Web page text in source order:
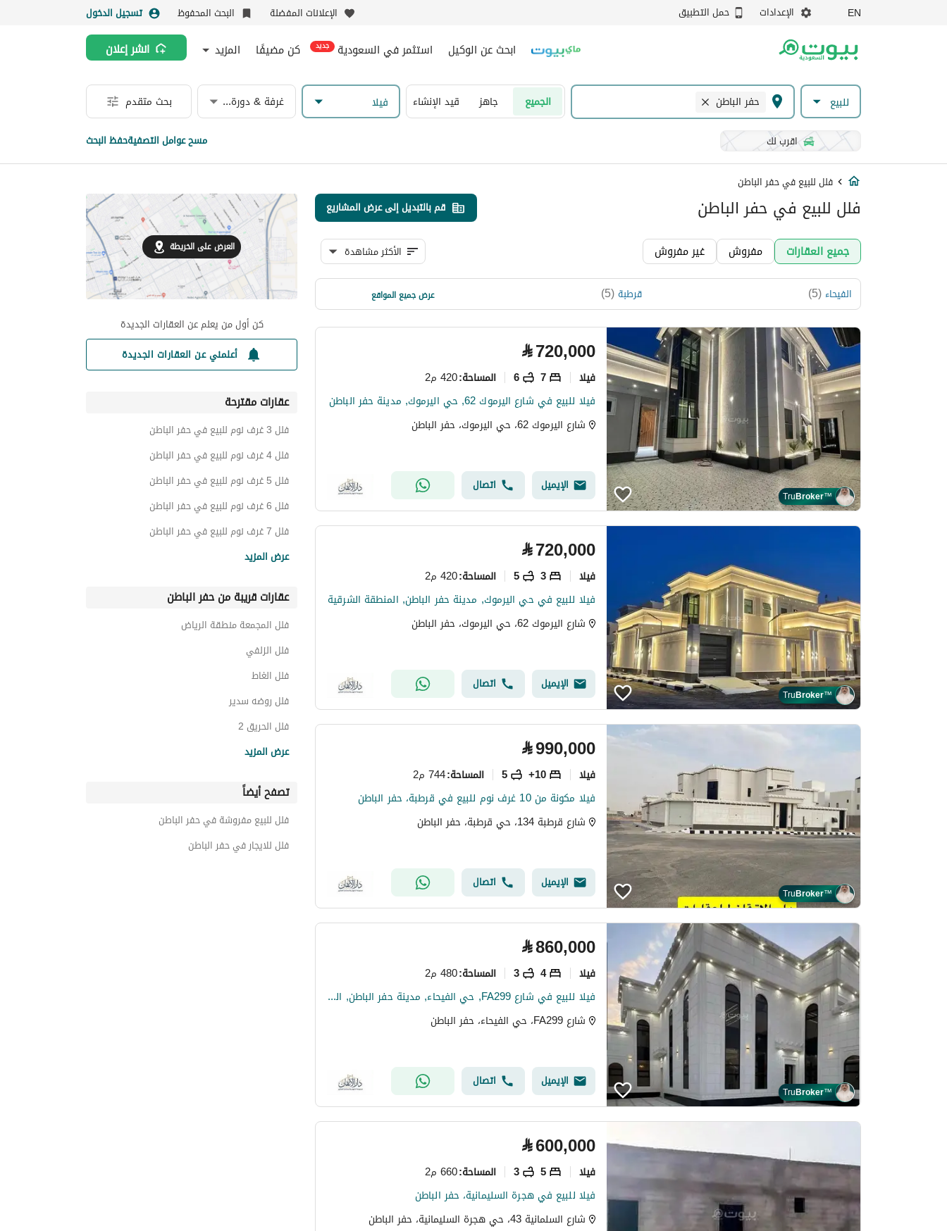
EN الإعدادات حمل التطبيق الإعلانات المفضلة البحث المحفوظ تسجيل الدخول
ابحث عن الوكيل استثمر في السعودية جديد كن مضيفًا المزيد انشر إعلان
للبيع حفر الباطن الجميع جاهز قيد الإنشاء فیلا غرفة & دورة مياه بحث متقدم
اقرب لك مسح عوامل التصفيةحفظ البحث
فلل للبيع في حفر الباطن
فلل للبيع في حفر الباطن قم بالتبديل إلى عرض المشاريع
جميع العقارات مفروش غير مفروش الأكثر مشاهدة
الفيحاء(
5
) قرطبة(
5
) حي هجرة السليمانية
(
1
)
أبو موسى الأشعري
(
1
)
عرض جميع المواقع
TruBroker™
⃁720,000
فیلا 7
6 المساحة:420 م2
فيلا للبيع في شارع اليرموك 62, حي اليرموك, مدينة حفر الباطن
شارع اليرموك 62، حي اليرموك، حفر الباطن
الإيميل اتصال
TruBroker™
⃁720,000
فیلا 3
5 المساحة:420 م2
فيلا للبيع في حي اليرموك, مدينة حفر الباطن, المنطقة الشرقية
شارع اليرموك 62، حي اليرموك، حفر الباطن
الإيميل اتصال
TruBroker™
⃁990,000
فیلا 10+
5 المساحة:744 م2
فيلا مكونة من 10 غرف نوم للبيع في قرطبة، حفر الباطن
شارع قرطبة 134، حي قرطبة، حفر الباطن
الإيميل اتصال
TruBroker™
⃁860,000
فیلا 4
3 المساحة:480 م2
فيلا للبيع في شارع FA299, حي الفيحاء, مدينة حفر الباطن, المنطقة الشرقية
شارع FA299، حي الفيحاء، حفر الباطن
الإيميل اتصال
⃁600,000
فیلا 5
3 المساحة:660 م2
فيلا للبيع في هجرة السليمانية، حفر الباطن
شارع السلمانية 43، حي هجرة السليمانية، حفر الباطن
العرض على الخريطة
كن أول من يعلم عن العقارات الجديدة
أعلمني عن العقارات الجديدة
عقارات مقترحة
فلل 3 غرف نوم للبيع في حفر الباطن
فلل 4 غرف نوم للبيع في حفر الباطن
فلل 5 غرف نوم للبيع في حفر الباطن
فلل 6 غرف نوم للبيع في حفر الباطن
فلل 7 غرف نوم للبيع في حفر الباطن
ادوار للبيع في حفر الباطن
استراحات للبيع في حفر الباطن
شقق للبيع في حفر الباطن
عقارات للبيع في حفر الباطن
عرض المزيد
عقارات قريبة من حفر الباطن
فلل المجمعة منطقة الرياض
فلل الزلفي
فلل الغاط
فلل روضه سدير
فلل الحريق 2
فلل حريملاء
فلل رماح
فلل شقراء منطقة الرياض
عرض المزيد
تصفح أيضاً
فلل للبيع مفروشة في حفر الباطن
فلل للايجار في حفر الباطن